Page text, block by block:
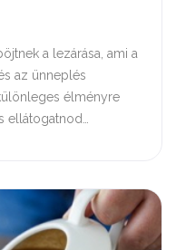
a lezárása, ami a
az ünneplés
élményre
ellátogatnod…